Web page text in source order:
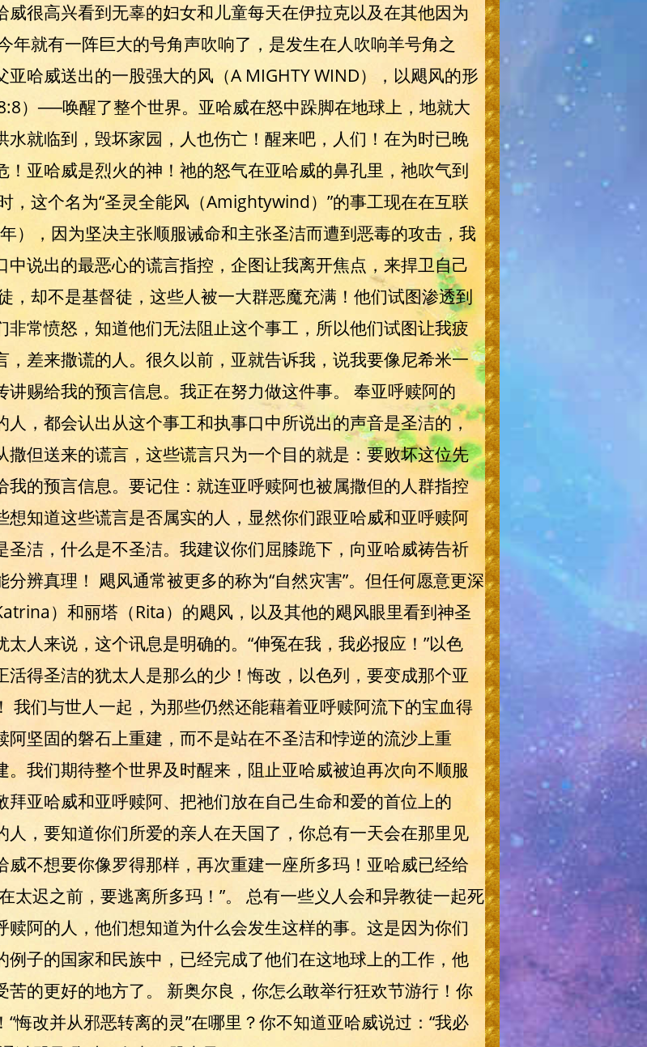
很高兴看到无辜的妇女和儿童每天在伊拉克以及在其他因为
年就有一阵巨大的号角声吹响了，是发生在人吹响羊号角之
哈威送出的一股强大的风（A MIGHTY WIND），以飓风的形
）──唤醒了整个世界。亚哈威在怒中跺脚在地球上，地就大
就临到，毁坏家园，人也伤亡！醒来吧，人们！在为时已晚
亚哈威是烈火的神！祂的怒气在亚哈威的鼻孔里，祂吹气到
，这个名为“圣灵全能风（Amightywind）”的事工现在在互联
），因为坚决主张顺服诫命和主张圣洁而遭到恶毒的攻击，我
说出的最恶心的谎言指控，企图让我离开焦点，来捍卫自己
，却不是基督徒，这些人被一大群恶魔充满！他们试图渗透到
常愤怒，知道他们无法阻止这个事工，所以他们试图让我疲
差来撒谎的人。很久以前，亚就告诉我，说我要像尼希米一
赐给我的预言信息。我正在努力做这件事。 奉亚呼赎阿的
，都会认出从这个事工和执事口中所说出的声音是圣洁的，
但送来的谎言，这些谎言只为一个目的就是：要败坏这位先
的预言信息。要记住：就连亚呼赎阿也被属撒但的人群指控
知道这些谎言是否属实的人，显然你们跟亚哈威和亚呼赎阿
洁，什么是不圣洁。我建议你们屈膝跪下，向亚哈威祷告祈
辨真理！ 飓风通常被更多的称为“自然灾害”。但任何愿意更深
）和丽塔（Rita）的飓风，以及其他的飓风眼里看到神圣
人来说，这个讯息是明确的。“伸冤在我，我必报应！”以色
得圣洁的犹太人是那么的少！悔改，以色列，要变成那个亚
我们与世人一起，为那些仍然还能藉着亚呼赎阿流下的宝血得
坚固的磐石上重建，而不是站在不圣洁和悖逆的流沙上重
我们期待整个世界及时醒来，阻止亚哈威被迫再次向不顺服
亚哈威和亚呼赎阿、把祂们放在自己生命和爱的首位上的
人，要知道你们所爱的亲人在天国了，你总有一天会在那里见
不想要你像罗得那样，再次重建一座所多玛！亚哈威已经给
太迟之前，要逃离所多玛！”。 总有一些义人会和异教徒一起死
阿的人，他们想知道为什么会发生这样的事。这是因为你们
子的国家和民族中，已经完成了他们在这地球上的工作，他
的更好的地方了。 新奥尔良，你怎么敢举行狂欢节游行！你
悔改并从邪恶转离的灵”在哪里？你不知道亚哈威说过：“我必